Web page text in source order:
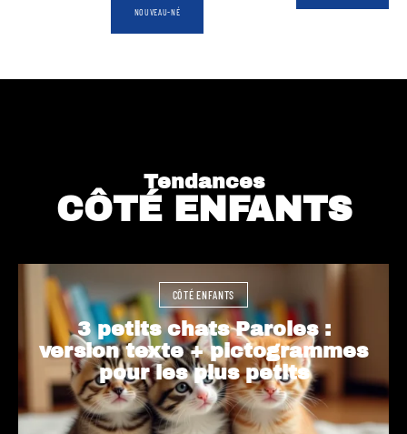
NOUVEAU-NÉ
Tendances
CÔTÉ ENFANTS
CÔTÉ ENFANTS
3 petits chats Paroles :
version texte + pictogrammes
pour les plus petits